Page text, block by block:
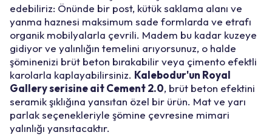
edebiliriz: Önünde bir post, kütük saklama alanı ve
yanma haznesi maksimum sade formlarda ve etrafı
organik mobilyalarla çevrili. Madem bu kadar kuzeye
gidiyor ve yalınlığın temelini arıyorsunuz, o halde
şöminenizi brüt beton bırakabilir veya çimento efektli
karolarla kaplayabilirsiniz. Kalebodur'un Royal
Gallery serisine ait Cement 2.0, brüt beton efektini
seramik şıklığına yansıtan özel bir ürün. Mat ve yarı
parlak seçenekleriyle şömine çevresine mimari
yalınlığı yansıtacaktır.